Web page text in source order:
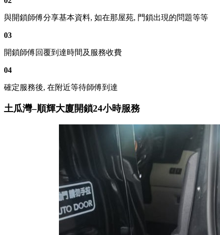
與開鎖師傅分享基本資料, 如在那屋苑, 門鎖出現的問題等等
03
開鎖師傅回覆到達時間及服務收費
04
確定服務後, 在附近等待師傅到達
土瓜灣–順輝大廈開鎖24小時服務